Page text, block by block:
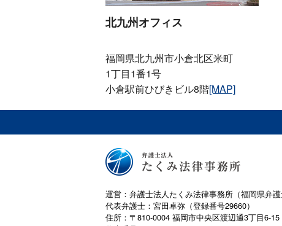
北九州オフィス
福岡県北九州市小倉北区米町
1丁目1番1号
小倉駅前ひびきビル8階[MAP]
運営：弁護士法人たくみ法律事務所（福岡県弁護
代表弁護士：宮田卓弥（登録番号29660）
住所：〒810-0004 福岡市中央区渡辺通3丁目6-15